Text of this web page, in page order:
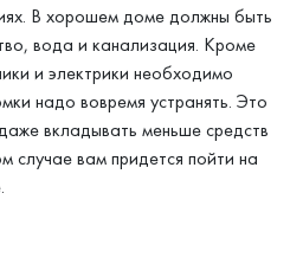
В хорошем доме должны быть
вода и канализация. Кроме
и электрики необходимо
надо вовремя устранять. Это
вкладывать меньше средств
случае вам придется пойти на